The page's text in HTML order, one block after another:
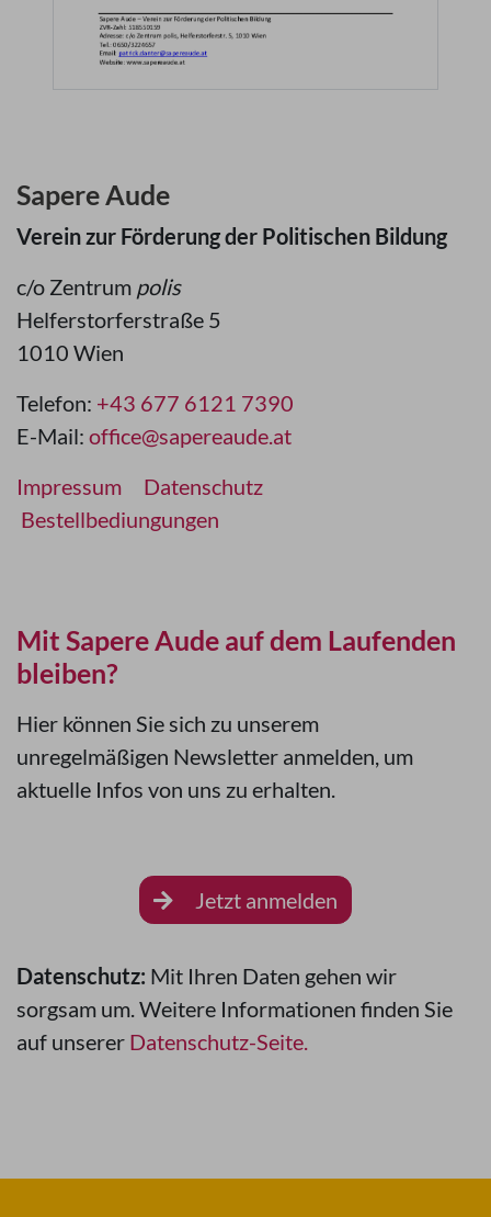
Sapere Aude
Verein zur Förderung der Politischen Bildung
c/o Zentrum polis
Helferstorferstraße 5
1010 Wien
Telefon: +43 677 6121 7390
E-Mail: office@sapereaude.at
Impressum
Datenschutz
Bestellbediungungen
Mit Sapere Aude auf dem Laufenden
bleiben?
Hier können Sie sich zu unserem
unregelmäßigen Newsletter anmelden, um
aktuelle Infos von uns zu erhalten.
Jetzt anmelden
Datenschutz: Mit Ihren Daten gehen wir
sorgsam um. Weitere Informationen finden Sie
auf unserer Datenschutz-Seite.